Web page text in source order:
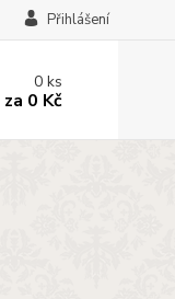
Přihlášení
0ks
za 0 Kč